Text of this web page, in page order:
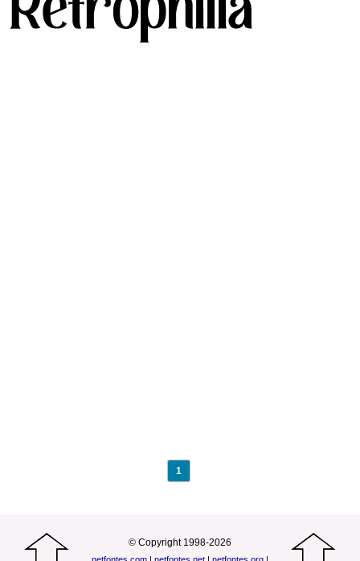
1
© Copyright 1998-2026